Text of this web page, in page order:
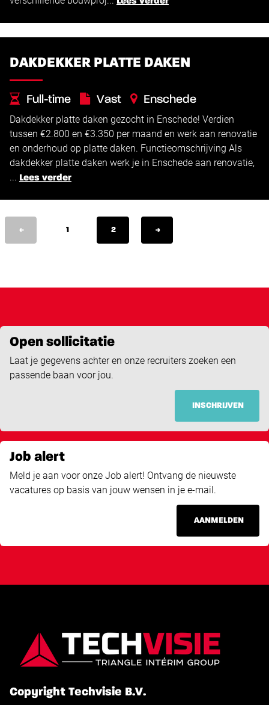
DAKDEKKER PLATTE DAKEN
Full-time Vast
Enschede
€2.800 -€3.350
Dakdekker platte daken gezocht in Enschede! Verdien
tussen €2.800 en €3.350 per maand en werk aan renovatie
en onderhoud op platte daken. Functieomschrijving Als
dakdekker platte daken werk je in Enschede aan renovatie,
... Lees verder
< 1 2 >
Open sollicitatie
Laat je gegevens achter en onze recruiters zoeken een
passende baan voor jou.
INSCHRIJVEN
Job alert
Meld je aan voor onze Job alert! Ontvang de nieuwste
vacatures op basis van jouw wensen in je e-mail.
AANMELDEN
Copyright Techvisie B.V.